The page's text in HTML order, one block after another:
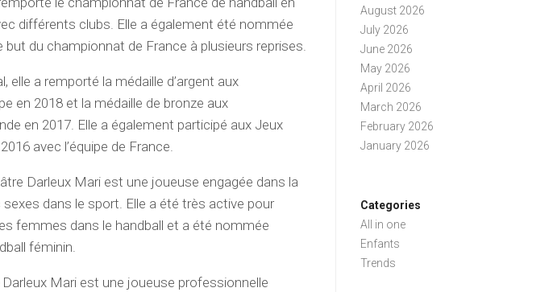
différents clubs. Elle a également été nommée
but du championnat de France à plusieurs reprises.
elle a remporté la médaille d’argent aux
en 2018 et la médaille de bronze aux
en 2017. Elle a également participé aux Jeux
avec l’équipe de France.
Darleux Mari est une joueuse engagée dans la
sexes dans le sport. Elle a été très active pour
femmes dans le handball et a été nommée
féminin.
Mari est une joueuse professionnelle
August 2026
July 2026
June 2026
May 2026
April 2026
March 2026
February 2026
January 2026
Categories
All in one
Enfants
Trends